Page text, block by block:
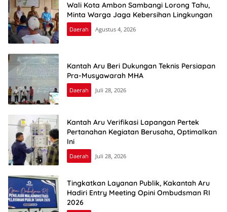
Wali Kota Ambon Sambangi Lorong Tahu,
Minta Warga Jaga Kebersihan Lingkungan
Daerah Agustus 4, 2026
Kantah Aru Beri Dukungan Teknis Persiapan
Pra-Musyawarah MHA
Daerah Juli 28, 2026
Kantah Aru Verifikasi Lapangan Pertek
Pertanahan Kegiatan Berusaha, Optimalkan
Ini
Daerah Juli 28, 2026
Tingkatkan Layanan Publik, Kakantah Aru
Hadiri Entry Meeting Opini Ombudsman RI
2026